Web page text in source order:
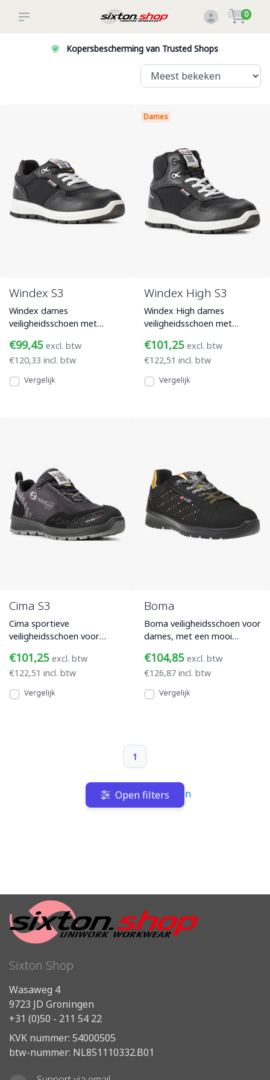
0
Kopersbescherming van Trusted Shops
Windex S3
Windex dames
veiligheidsschoen met
Volnerfleer, een aluminium
veiligheidsneu
€99,45 excl. btw
€120,33 incl. btw
Vergelijk
Dames
Windex High S3
Windex High dames
veiligheidsschoen met
volnerfleer met een
aluminium veilig
€101,25 excl. btw
€122,51 incl. btw
Vergelijk
Cima S3
Cima sportieve
veiligheidsschoen voor
microfiber/suède bovenwerk
en Alu-SXT veiligheidsn
€101,25 excl. btw
€122,51 incl. btw
Vergelijk
Boma
Boma veiligheidsschoen voor
dames, met een mooi
en S3-veiligheidsnorm be
€104,85 excl. btw
€126,87 incl. btw
Vergelijk
1
Open filters
Terug naar boven
Sixton Shop
Wasaweg 4
9723 JD Groningen
+31 (0)50 - 211 54 22
KVK nummer: 54000505
btw-nummer: NL851110332.B01